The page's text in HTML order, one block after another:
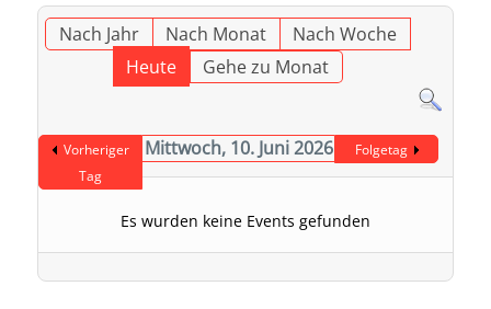
Nach Jahr Nach Monat
Nach Woche
Heute
Gehe zu Monat
Vorheriger
Tag
Mittwoch, 10. Juni 2026 Folgetag
Es wurden keine Events gefunden